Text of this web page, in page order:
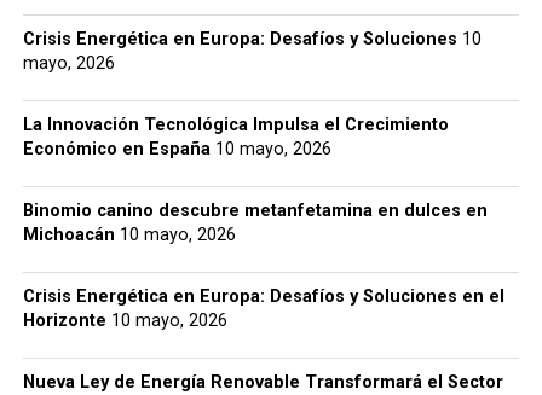
Crisis Energética en Europa: Desafíos y Soluciones 10
mayo, 2026
La Innovación Tecnológica Impulsa el Crecimiento
Económico en España 10 mayo, 2026
Binomio canino descubre metanfetamina en dulces en
Michoacán 10 mayo, 2026
Crisis Energética en Europa: Desafíos y Soluciones en el
Horizonte 10 mayo, 2026
Nueva Ley de Energía Renovable Transformará el Sector